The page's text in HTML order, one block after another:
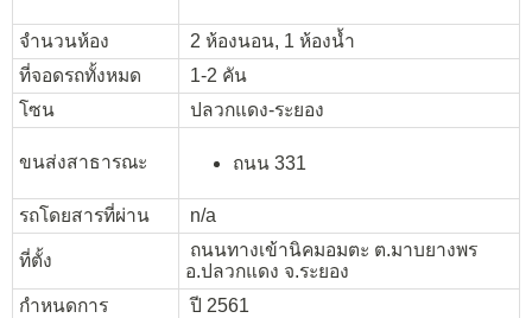
จำนวนห้อง
2 ห้องนอน, 1 ห้องน้ำ
ที่จอดรถทั้งหมด
1-2 คัน
โซน
ปลวกแดง-ระยอง
ขนส่งสาธารณะ ถนน 331
รถโดยสารที่ผ่าน n/a
ที่ตั้ง
ถนนทางเข้านิคมอมตะ ต.มาบยางพร
อ.ปลวกแดง จ.ระยอง
กำหนดการ
ปี 2561